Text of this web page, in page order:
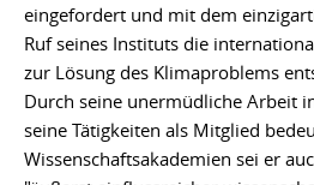
eingefordert und mit dem
Ruf seines Instituts die
zur Lösung des Klimaproblems
Durch seine unermüdliche Arbeit
seine Tätigkeiten als Mitglied
Wissenschaftsakademien sei er